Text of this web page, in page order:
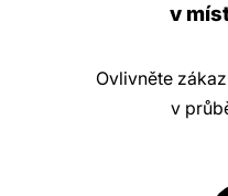
v
Ovlivněte
v